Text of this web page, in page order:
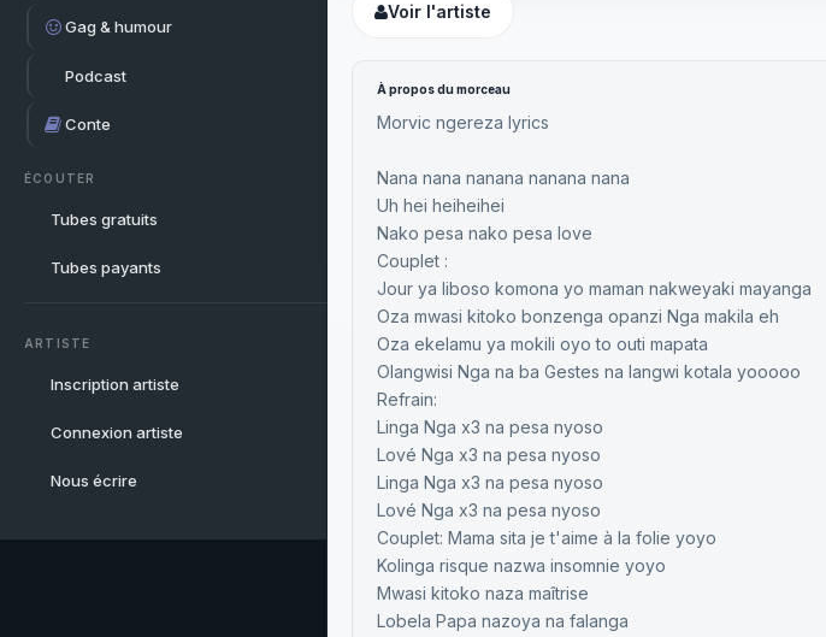
Gag & humour
Podcast
Conte
ÉCOUTER
Tubes gratuits
Tubes payants
ARTISTE
Inscription artiste
Connexion artiste
Nous écrire
Voir l'artiste
À propos du morceau
Morvic ngereza lyrics
Nana nana nanana nanana nana
Uh hei heiheihei
Nako pesa nako pesa love
Couplet :
Jour ya liboso komona yo maman nakweyaki mayanga
Oza mwasi kitoko bonzenga opanzi Nga makila eh
Oza ekelamu ya mokili oyo to outi mapata
Olangwisi Nga na ba Gestes na langwi kotala yooooo
Refrain:
Linga Nga x3 na pesa nyoso
Lové Nga x3 na pesa nyoso
Linga Nga x3 na pesa nyoso
Lové Nga x3 na pesa nyoso
Couplet: Mama sita je t'aime à la folie yoyo
Kolinga risque nazwa insomnie yoyo
Mwasi kitoko naza maîtrise
Lobela Papa nazoya na falanga